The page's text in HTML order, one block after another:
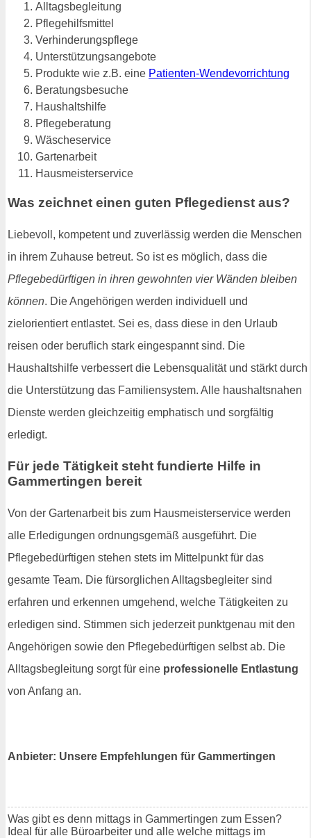
Alltagsbegleitung
Pflegehilfsmittel
Verhinderungspflege
Unterstützungsangebote
Produkte wie z.B. eine Patienten-Wendevorrichtung
Beratungsbesuche
Haushaltshilfe
Pflegeberatung
Wäscheservice
Gartenarbeit
Hausmeisterservice
Was zeichnet einen guten Pflegedienst aus?
Liebevoll, kompetent und zuverlässig werden die Menschen
in ihrem Zuhause betreut. So ist es möglich, dass die
Pflegebedürftigen in ihren gewohnten vier Wänden bleiben
können. Die Angehörigen werden individuell und
zielorientiert entlastet. Sei es, dass diese in den Urlaub
reisen oder beruflich stark eingespannt sind. Die
Haushaltshilfe verbessert die Lebensqualität und stärkt durch
die Unterstützung das Familiensystem. Alle haushaltsnahen
Dienste werden gleichzeitig emphatisch und sorgfältig
erledigt.
Für jede Tätigkeit steht fundierte Hilfe in
Gammertingen bereit
Von der Gartenarbeit bis zum Hausmeisterservice werden
alle Erledigungen ordnungsgemäß ausgeführt. Die
Pflegebedürftigen stehen stets im Mittelpunkt für das
gesamte Team. Die fürsorglichen Alltagsbegleiter sind
erfahren und erkennen umgehend, welche Tätigkeiten zu
erledigen sind. Stimmen sich jederzeit punktgenau mit den
Angehörigen sowie den Pflegebedürftigen selbst ab. Die
Alltagsbegleitung sorgt für eine professionelle Entlastung
von Anfang an.
Anbieter: Unsere Empfehlungen für Gammertingen
Was gibt es denn mittags in Gammertingen zum Essen?
Ideal für alle Büroarbeiter und alle welche mittags im